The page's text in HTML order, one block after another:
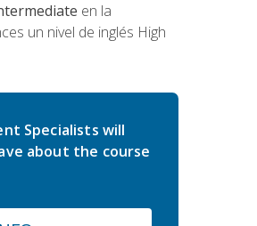
en la
un nivel de inglés High
Specialists will
about the course